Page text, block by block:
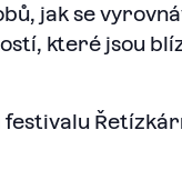
jak se
které jsou